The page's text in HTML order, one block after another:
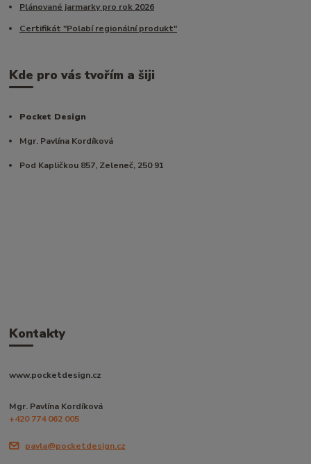
Plánované jarmarky pro rok 2026
Certifikát "Polabí regionální produkt"
Kde pro vás tvořím a šiji
Pocket Design
Mgr. Pavlína Kordíková
Pod Kapličkou 857, Zeleneč, 250 91
Kontakty
www.pocketdesign.cz
Mgr. Pavlína Kordíková
+420 774 062 005
pavla@pocketdesign.cz